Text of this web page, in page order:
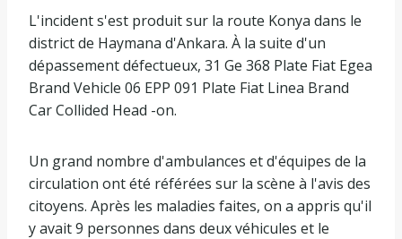
L'incident s'est produit sur la route Konya dans le
district de Haymana d'Ankara. À la suite d'un
dépassement défectueux, 31 Ge 368 Plate Fiat Egea
Brand Vehicle 06 EPP 091 Plate Fiat Linea Brand
Car Collided Head -on.
Un grand nombre d'ambulances et d'équipes de la
circulation ont été référées sur la scène à l'avis des
citoyens. Après les maladies faites, on a appris qu'il
y avait 9 personnes dans deux véhicules et le